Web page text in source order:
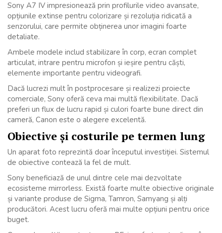
Sony A7 IV impresionează prin profilurile video avansate,
opțiunile extinse pentru colorizare și rezoluția ridicată a
senzorului, care permite obținerea unor imagini foarte
detaliate.
Ambele modele includ stabilizare în corp, ecran complet
articulat, intrare pentru microfon și ieșire pentru căști,
elemente importante pentru videografi.
Dacă lucrezi mult în postprocesare și realizezi proiecte
comerciale, Sony oferă ceva mai multă flexibilitate. Dacă
preferi un flux de lucru rapid și culori foarte bune direct din
cameră, Canon este o alegere excelentă.
Obiective și costurile pe termen lung
Un aparat foto reprezintă doar începutul investiției. Sistemul
de obiective contează la fel de mult.
Sony beneficiază de unul dintre cele mai dezvoltate
ecosisteme mirrorless. Există foarte multe obiective originale
și variante produse de Sigma, Tamron, Samyang și alți
producători. Acest lucru oferă mai multe opțiuni pentru orice
buget.